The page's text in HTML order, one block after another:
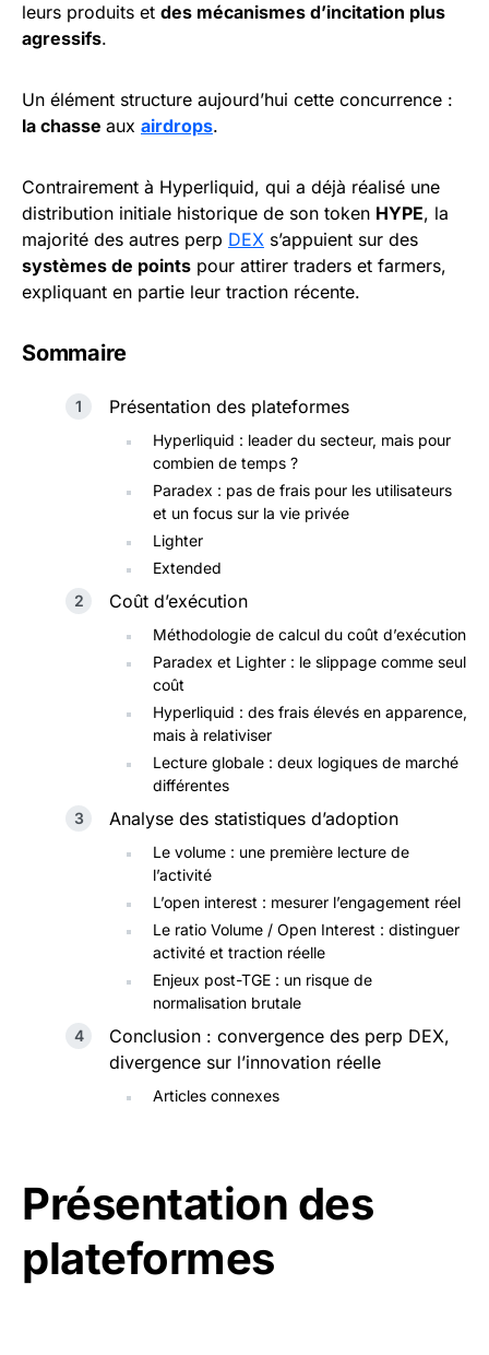
leurs produits et des mécanismes d’incitation plus
agressifs.
Un élément structure aujourd’hui cette concurrence :
la chasse aux airdrops.
Contrairement à Hyperliquid, qui a déjà réalisé une
distribution initiale historique de son token HYPE, la
majorité des autres perp DEX s’appuient sur des
systèmes de points pour attirer traders et farmers,
expliquant en partie leur traction récente.
Sommaire
Présentation des plateformes
Hyperliquid : leader du secteur, mais pour
combien de temps ?
Paradex : pas de frais pour les utilisateurs
et un focus sur la vie privée
Lighter
Extended
Coût d’exécution
Méthodologie de calcul du coût d’exécution
Paradex et Lighter : le slippage comme seul
coût
Hyperliquid : des frais élevés en apparence,
mais à relativiser
Lecture globale : deux logiques de marché
différentes
Analyse des statistiques d’adoption
Le volume : une première lecture de
l’activité
L’open interest : mesurer l’engagement réel
Le ratio Volume / Open Interest : distinguer
activité et traction réelle
Enjeux post-TGE : un risque de
normalisation brutale
Conclusion : convergence des perp DEX,
divergence sur l’innovation réelle
Articles connexes
Présentation des
plateformes